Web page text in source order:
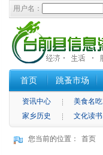
用户名：
首页 跳蚤市场
资讯中心 美食名吃
家乡历史
文化读书
您当前的位置： 首页